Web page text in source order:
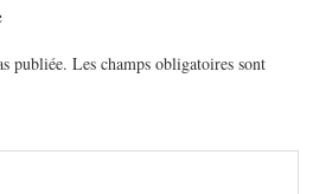
publiée. Les champs obligatoires sont